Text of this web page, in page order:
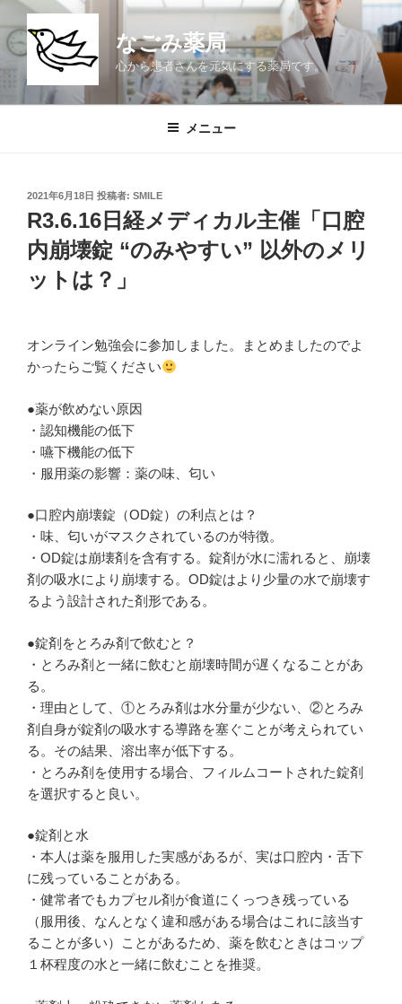
ン
テ
なごみ薬局
心から患者さんを元気にする薬局です。
メニュー
投
稿
日:
2021年6月18日 投稿者: SMILE
R3.6.16日経メディカル主催「口腔
内崩壊錠 “のみやすい” 以外のメリ
ットは？」
オンライン勉強会に参加しました。まとめましたのでよ
かったらご覧ください
●薬が飲めない原因
・認知機能の低下
・嚥下機能の低下
・服用薬の影響：薬の味、匂い
●口腔内崩壊錠（OD錠）の利点とは？
・味、匂いがマスクされているのが特徴。
・OD錠は崩壊剤を含有する。錠剤が水に濡れると、崩壊
剤の吸水により崩壊する。OD錠はより少量の水で崩壊す
るよう設計された剤形である。
●錠剤をとろみ剤で飲むと？
・とろみ剤と一緒に飲むと崩壊時間が遅くなることがあ
る。
・理由として、①とろみ剤は水分量が少ない、②とろみ
剤自身が錠剤の吸水する導路を塞ぐことが考えられてい
る。その結果、溶出率が低下する。
・とろみ剤を使用する場合、フィルムコートされた錠剤
を選択すると良い。
●錠剤と水
・本人は薬を服用した実感があるが、実は口腔内・舌下
に残っていることがある。
・健常者でもカプセル剤が食道にくっつき残っている
（服用後、なんとなく違和感がある場合はこれに該当す
ることが多い）ことがあるため、薬を飲むときはコップ
１杯程度の水と一緒に飲むことを推奨。